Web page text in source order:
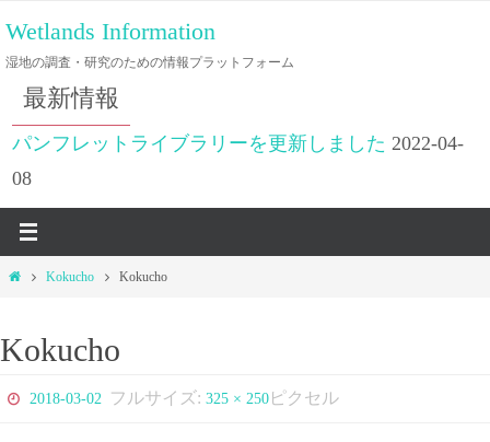
ン
テ
ツ
ス
プ
Wetlands Information
湿地の調査・研究のための情報プラットフォーム
最新情報
パンフレットライブラリーを更新しました 2022-04-
08
ホ
Kokucho Kokucho
Kokucho
2018-03-02 フルサイズ:325 × 250 ピクセル